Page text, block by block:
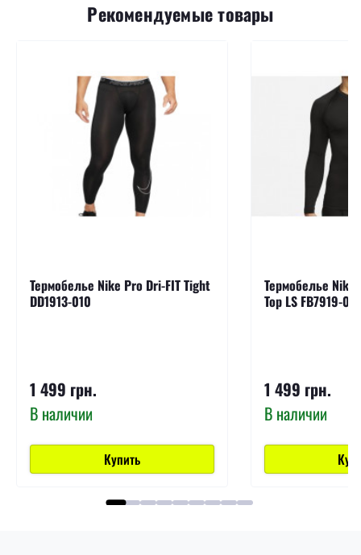
Рекомендуемые товары
Термобелье Nike Pro Dri-FIT Tight
DD1913-010
1 499 грн.
В наличии
Купить
Термобелье Nike
Top LS FB7919-010
1 499 грн.
В наличии